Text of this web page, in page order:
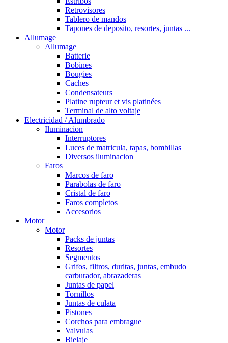
Retrovisores
Tablero de mandos
Tapones de deposito, resortes, juntas ...
Allumage
Allumage
Batterie
Bobines
Bougies
Caches
Condensateurs
Platine rupteur et vis platinées
Terminal de alto voltaje
Electricidad / Alumbrado
Iluminacion
Interruptores
Luces de matricula, tapas, bombillas
Diversos iluminacion
Faros
Marcos de faro
Parabolas de faro
Cristal de faro
Faros completos
Accesorios
Motor
Motor
Packs de juntas
Resortes
Segmentos
Grifos, filtros, duritas, juntas, embudo
carburador, abrazaderas
Juntas de papel
Tornillos
Juntas de culata
Pistones
Corchos para embrague
Valvulas
Bielaje